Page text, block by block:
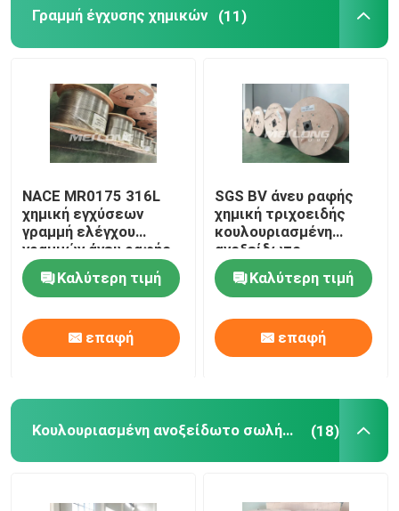
Περιπτώσεις
Γραμμή Υδραυλικού Ελέγχου
Σωλήνωση γραμμής ελέγχου
Τριχοειδής περιελιγμένος σωλήνας
Γραμμή έγχυσης χημικών
Κουλουριασμένη ανοξείδωτο σωλήνωση
Τοποθετημένο σε κάψα σωλήνωση καλώδιο
Γραμμή έγχυσης χημικών (11)
NACE MR0175 316L
χημική εγχύσεων
γραμμή ελέγχου
γραμμών άνευ ραφής
τοποθετημένη σε
κάψαΚαλύτερη τιμή
επαφή
SGS BV άνευ ραφής
χημική τριχοειδής
κουλουριασμένη
ανοξείδωτο
σωλήνωση σπειρών
σωλήνων χάλυβα
εγχύσεων
Καλύτερη τιμή
επαφή
Κουλουριασμένη ανοξείδωτο σωλήνωση (18)